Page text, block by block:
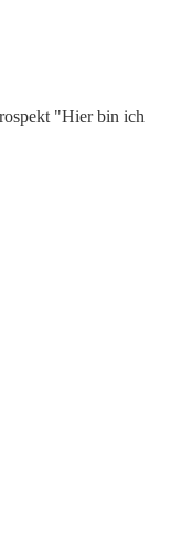
"Hier bin ich